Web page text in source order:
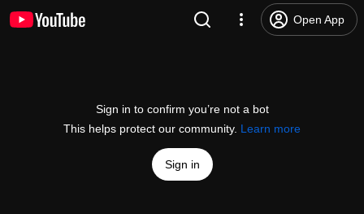
Open App
Sign in to confirm you’re not a bot
This helps protect our community. Learn more
Sign in